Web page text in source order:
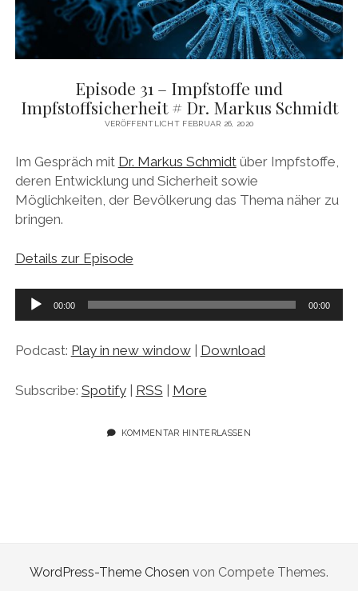
Episode 31 – Impfstoffe und
Impfstoffsicherheit # Dr. Markus Schmidt
VERÖFFENTLICHT FEBRUAR 26, 2020
Im Gespräch mit Dr. Markus Schmidtüber Impfstoffe,
deren Entwicklung und Sicherheit sowie
Möglichkeiten, der Bevölkerung das Thema näher zu
bringen.
Details zur Episode
Audio-
00:00 00:00
Podcast: Play in new window| Download
Subscribe: Spotify| RSS | More
KOMMENTAR HINTERLASSEN
WordPress-Theme Chosen von Compete Themes.